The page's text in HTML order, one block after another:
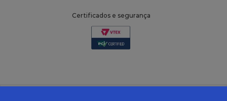
Certificados e segurança